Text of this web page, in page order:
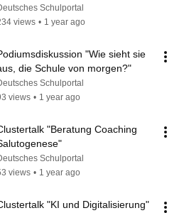
heute gestalten"
Schulportal
views • 1 year ago
"Wie sieht sie
die Schule von morgen?"
Schulportal
views • 1 year ago
"Beratung Coaching
Schulportal
views • 1 year ago
"KI und Digitalisierung"